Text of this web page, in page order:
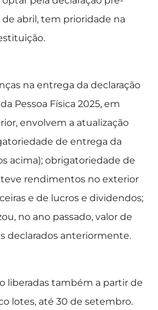
de abril, tem prioridade na
na entrega da declaração
Pessoa Física 2025, em
envolvem a atualização
de entrega da
acima); obrigatoriedade de
rendimentos no exterior
e de lucros e dividendos;
no ano passado, valor de
declarados anteriormente.
liberadas também a partir de
lotes, até 30 de setembro.